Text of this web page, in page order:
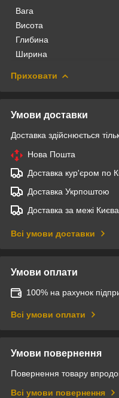
Вага
Висота
Глибина
Ширина
Приховати
Умови доставки
Доставка здійснюється
Нова Пошта
Доставка кур'єром по
Доставка Укрпоштою
Доставка за межі
Всі умови доставки
Умови оплати
100% на рахунок
Всі умови оплати
Умови повернення
Повернення товару
Всі умови повернення